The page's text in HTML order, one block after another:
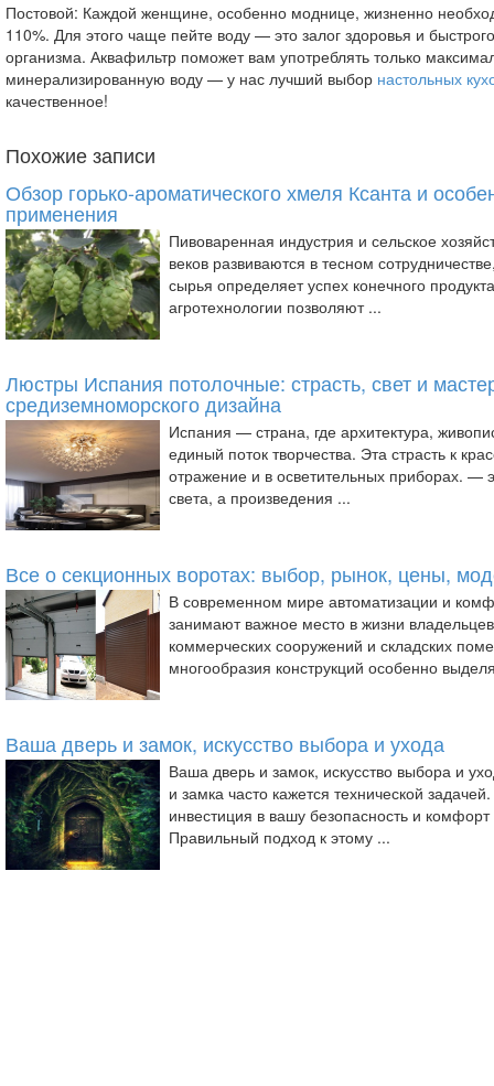
Постовой: Каждой женщине, особенно моднице, жизненно
110%. Для этого чаще пейте воду — это залог здоровья и
организма. Аквафильтр поможет вам употреблять только
минерализированную воду — у нас лучший выбор настольных
качественное!
Похожие записи
Обзор горько-ароматического хмеля Ксанта и
применения
Пивоваренная индустрия и сельское
веков развиваются в тесном
сырья определяет успех конечного
агротехнологии позволяют ...
Люстры Испания потолочные: страсть, свет и
средиземноморского дизайна
Испания — страна, где архитектура,
единый поток творчества. Эта страсть к
отражение и в осветительных приборах. —
света, а произведения ...
Все о секционных воротах: выбор, рынок, цены,
В современном мире автоматизации и
занимают важное место в жизни
коммерческих сооружений и складских
многообразия конструкций особенно
Ваша дверь и замок, искусство выбора и ухода
Ваша дверь и замок, искусство выбора и
и замка часто кажется технической
инвестиция в вашу безопасность и
Правильный подход к этому ...